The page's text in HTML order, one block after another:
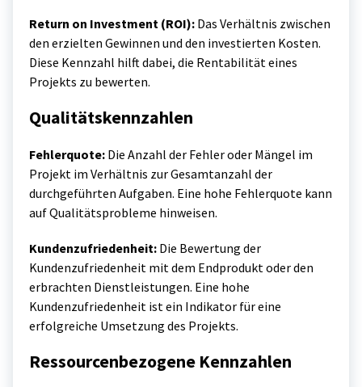
Return on Investment (ROI): Das Verhältnis zwischen
den erzielten Gewinnen und den investierten Kosten.
Diese Kennzahl hilft dabei, die Rentabilität eines
Projekts zu bewerten.
Qualitätskennzahlen
Fehlerquote: Die Anzahl der Fehler oder Mängel im
Projekt im Verhältnis zur Gesamtanzahl der
durchgeführten Aufgaben. Eine hohe Fehlerquote kann
auf Qualitätsprobleme hinweisen.
Kundenzufriedenheit: Die Bewertung der
Kundenzufriedenheit mit dem Endprodukt oder den
erbrachten Dienstleistungen. Eine hohe
Kundenzufriedenheit ist ein Indikator für eine
erfolgreiche Umsetzung des Projekts.
Ressourcenbezogene Kennzahlen